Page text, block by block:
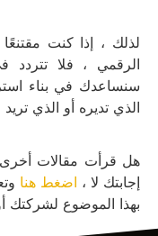
لذلك ، إذا كنت مقتنعًا
الرقمي ، فلا تتردد
سنساعدك في بناء
الذي تديره أو الذي
هل قرأت مقالات أخرى
إجابتك لا ، اضغط هنا
بهذا الموضوع لشركتك